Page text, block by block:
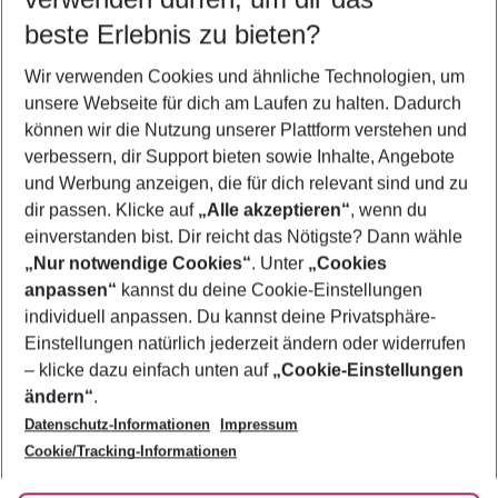
5-8 Nächte
2 Erwachsene Keine Kinder
Mehr Filter anzeigen
Footer
Footer navigation
Über uns
AGB
Bestpreisgarantie
Cookie-Einstellungen ändern
Cookie-Richtlinie
Agenturbetreuung
Barrierefreies Reisen
Folge uns
beste Erlebnis zu bieten?
Wir verwenden Cookies und ähnliche Technologien, um
unsere Webseite für dich am Laufen zu halten. Dadurch
können wir die Nutzung unserer Plattform verstehen und
verbessern, dir Support bieten sowie Inhalte, Angebote
und Werbung anzeigen, die für dich relevant sind und zu
dir passen. Klicke auf „Alle akzeptieren“, wenn du
einverstanden bist. Dir reicht das Nötigste? Dann wähle
„Nur notwendige Cookies“. Unter „Cookies
anpassen“ kannst du deine Cookie-Einstellungen
individuell anpassen. Du kannst deine Privatsphäre-
Einstellungen natürlich jederzeit ändern oder widerrufen
– klicke dazu einfach unten auf „Cookie-Einstellungen
ändern“.
Datenschutz-Informationen
Impressum
Cookie/Tracking-Informationen